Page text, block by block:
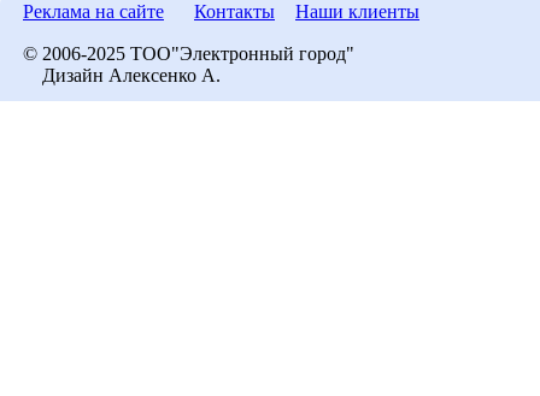
Реклама на сайте Контакты Наши клиенты
© 2006-2025 ТОО"Электронный город"
Дизайн Алексенко А.